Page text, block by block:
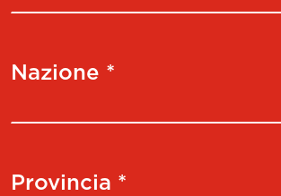
Nazione *
Provincia *